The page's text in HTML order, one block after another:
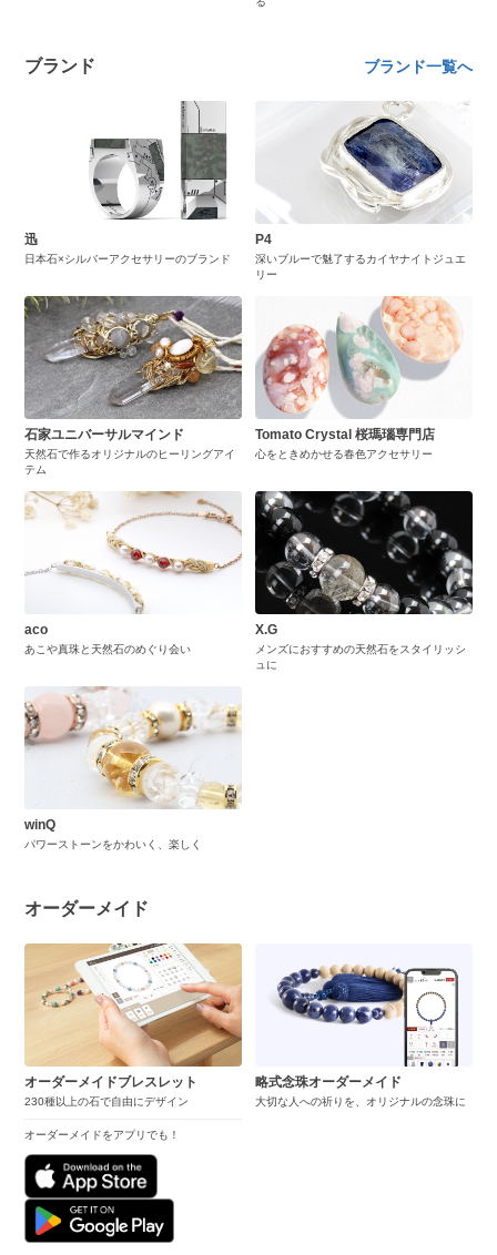
ブランド ブランド一覧へ
迅
日本石×シルバーアクセサリーのブランド
P4
深いブルーで魅了するカイヤナイトジュエ
リー
石家ユニバーサルマインド
天然石で作るオリジナルのヒーリングアイ
テム
Tomato Crystal 桜瑪瑙専門店
心をときめかせる春色アクセサリー
aco
あこや真珠と天然石のめぐり会い
X.G
メンズにおすすめの天然石をスタイリッシ
ュに
winQ
パワーストーンをかわいく、楽しく
オーダーメイド
オーダーメイドブレスレット
230種以上の石で自由にデザイン
オーダーメイドをアプリでも！
略式念珠オーダーメイド
大切な人への祈りを、オリジナルの念珠に